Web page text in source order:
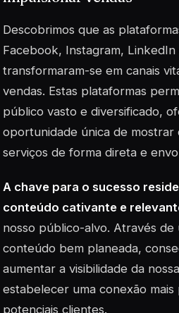
Descobrimos que as
Facebook, Instagram,
transformaram-se em canais
vendas. Estas plataformas
público vasto e diversificado,
oportunidade única de mostrar
serviços de forma direta e
A chave para o sucesso
conteúdo cativante e
nosso público-alvo. Através de
conteúdo bem planeada,
aumentar a visibilidade da
estabelecer uma conexão
potenciais clientes.